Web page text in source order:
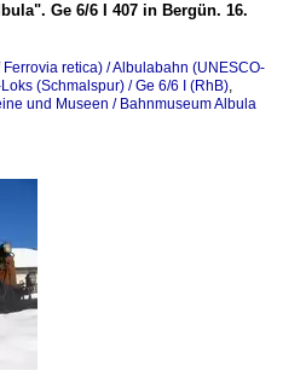
Ge 6/6 I 407 in Bergün. 16.
retica) / Albulabahn (UNESCO-
(Schmalspur) / Ge 6/6 I (RhB),
und Museen / Bahnmuseum Albula